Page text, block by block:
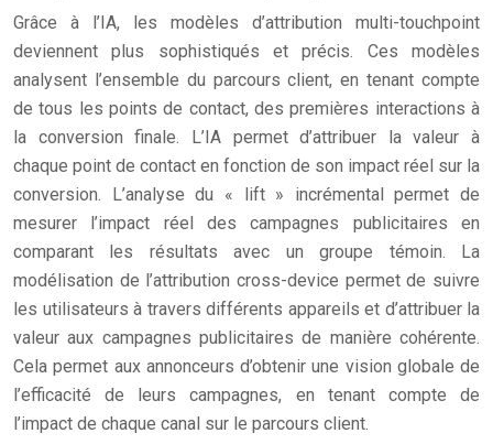
Grâce à l’IA, les modèles d’attribution multi-touchpoint
deviennent plus sophistiqués et précis. Ces modèles
analysent l’ensemble du parcours client, en tenant compte
de tous les points de contact, des premières interactions à
la conversion finale. L’IA permet d’attribuer la valeur à
chaque point de contact en fonction de son impact réel sur la
conversion. L’analyse du « lift » incrémental permet de
mesurer l’impact réel des campagnes publicitaires en
comparant les résultats avec un groupe témoin. La
modélisation de l’attribution cross-device permet de suivre
les utilisateurs à travers différents appareils et d’attribuer la
valeur aux campagnes publicitaires de manière cohérente.
Cela permet aux annonceurs d’obtenir une vision globale de
l’efficacité de leurs campagnes, en tenant compte de
l’impact de chaque canal sur le parcours client.